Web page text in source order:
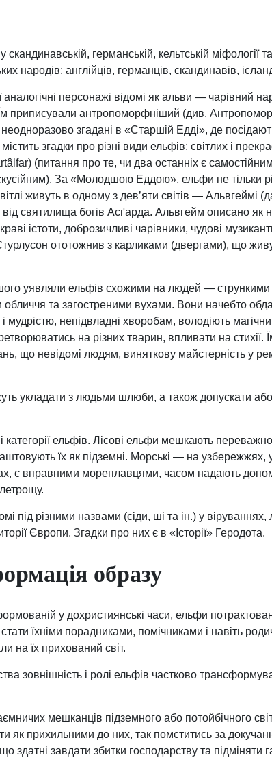
германській, кельтській міфології
народів: англійців, германців, скандинавів,
аналогічні персонажі відомі як альви — чарівний
приписували антропоморфніший (див.
згадані в «Старшій Едді», де
згадки про різні види ельфів: світлих і
(питання про те, чи два останніх є
За «Молодшою Еддою», ельфи не тільки
живуть в одному з дев’яти світів — Альвгеймі
святилища богів Асґарда. Альвгейм описано як
істоти, доброзичливі чарівники, чудові
ототожнив з карликами (двергами), що
уявляли ельфів схожими на людей —
та загостреними вухами. Вони начебто
мудрістю, непідвладні хворобам, володіють
на різних тварин, впливати на стихії.
що невідомі людям, виняткову майстерність у
укладати з людьми шлюби, а також допускати або
категорії ельфів. Лісові ельфи мешкають переважно
їх як підземні. Морські — на узбережжях,
є вправними мореплавцями, часом надають
під різними назвами (сіди, ші та ін.) у віруваннях,
Європи. Згадки про них є в «Історії» Геродота.
образу
у дохристиянські часи, ельфи
їхніми порадниками, помічниками і навіть
на їх прихований світ.
зовнішність і ролі ельфів частково
мешканців підземного або потойбічного
як прихильними до них, так помститись за
здатні завдати збитки господарству та підміняти